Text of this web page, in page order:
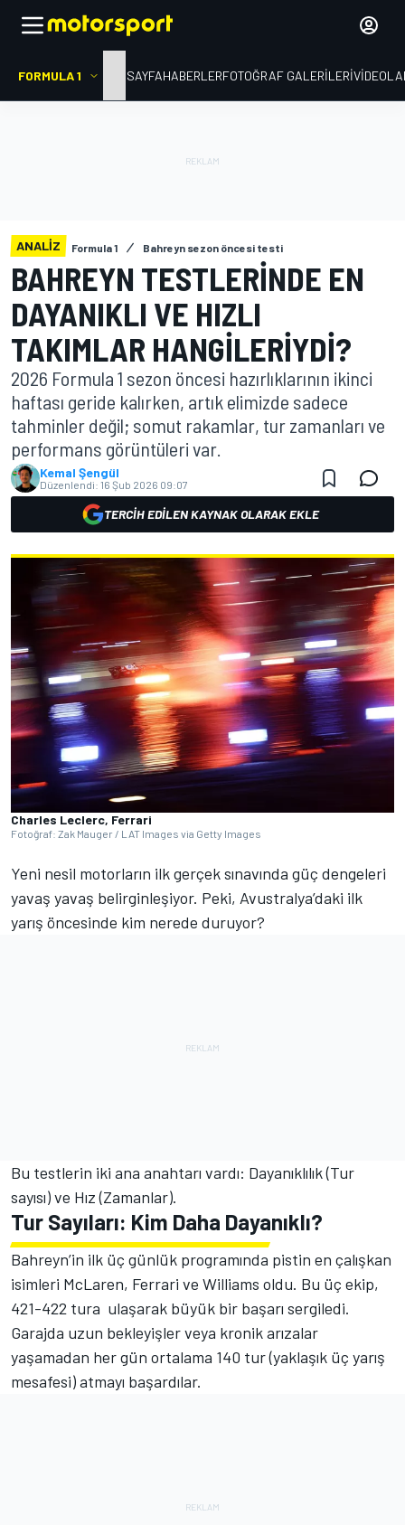
FORMULA 1 ANA SAYFAHABERLERFOTOĞRAF GALERILERI
ANALIZ Formula 1 Bahreyn sezon öncesi testi
BAHREYN TESTLERINDE EN
DAYANIKLI VE HIZLI
TAKIMLAR HANGILERIYDI?
2026 Formula 1 sezon öncesi hazırlıklarının ikinci
haftası geride kalırken, artık elimizde sadece
tahminler değil; somut rakamlar, tur zamanları ve
performans görüntüleri var.
Kemal Şengül
Düzenlendi: 16 Şub 2026 09:07
TERCIH EDILEN KAYNAK OLARAK EKLE
Charles Leclerc, Ferrari
Fotoğraf: Zak Mauger / LAT Images via Getty Images
Yeni nesil motorların ilk gerçek sınavında güç dengeleri
yavaş yavaş belirginleşiyor. Peki, Avustralya’daki ilk
yarış öncesinde kim nerede duruyor?
Bu testlerin iki ana anahtarı vardı: Dayanıklılık (Tur
sayısı) ve Hız (Zamanlar).
Tur Sayıları: Kim Daha Dayanıklı?
Bahreyn’in ilk üç günlük programında pistin en çalışkan
isimleri McLaren, Ferrari ve Williams oldu. Bu üç ekip,
421-422 tura ulaşarak büyük bir başarı sergiledi.
Garajda uzun bekleyişler veya kronik arızalar
yaşamadan her gün ortalama 140 tur (yaklaşık üç yarış
mesafesi) atmayı başardılar.